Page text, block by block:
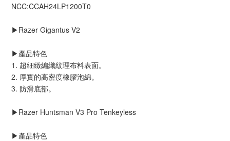
NCC:CCAH24LP1200T0
▶️Razer Gigantus V2
▶️產品特色
1. 超細緻編織紋理布料表面。
2. 厚實的高密度橡膠泡綿。
3. 防滑底部。
▶️Razer Huntsman V3 Pro Tenkeyless
▶️產品特色